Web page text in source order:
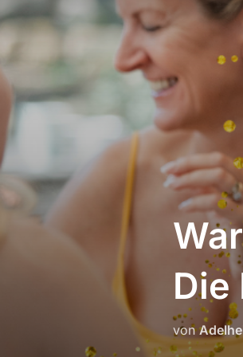
Zum
Inhalt
springen
Die
von